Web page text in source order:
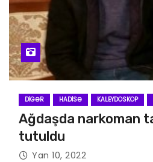
DIGƏR HADISƏ KALEYDOSKOP
Ağdaşda narkoman
tutuldu
Yan 10, 2022